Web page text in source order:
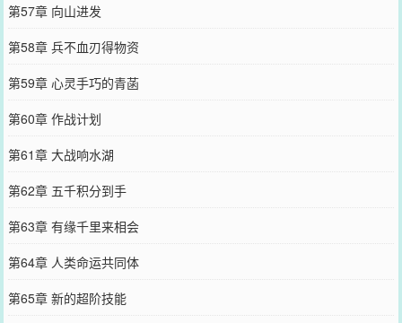
第57章 向山进发
第58章 兵不血刃得物资
第59章 心灵手巧的青菡
第60章 作战计划
第61章 大战响水湖
第62章 五千积分到手
第63章 有缘千里来相会
第64章 人类命运共同体
第65章 新的超阶技能